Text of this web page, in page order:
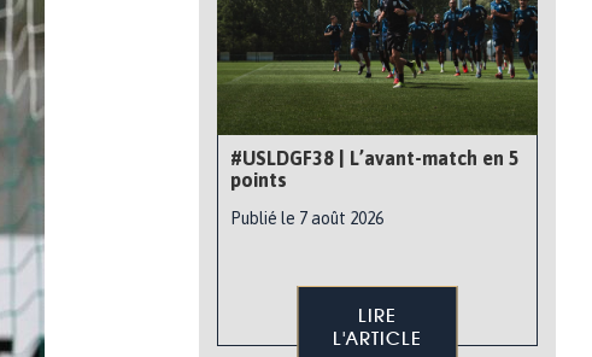
#USLDGF38 | L’avant-match en 5
points
Publié le 7 août 2026
LIRE
L'ARTICLE